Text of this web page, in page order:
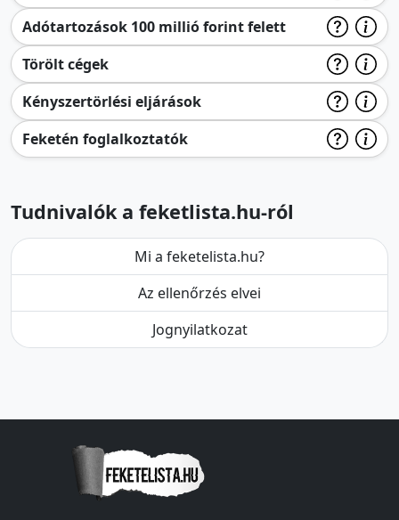
Adótartozások 100 millió forint felett
Törölt cégek
Kényszertörlési eljárások
Feketén foglalkoztatók
Tudnivalók a feketlista.hu-ról
Mi a feketelista.hu?
Az ellenőrzés elvei
Jognyilatkozat